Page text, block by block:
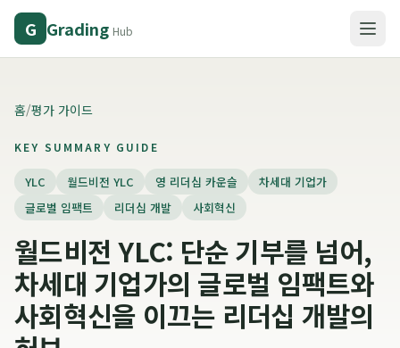
G Grading Hub
홈/평가 가이드
KEY SUMMARY GUIDE
YLC 월드비전 YLC 영 리더십 카운슬
차세대 기업가
글로벌 임팩트
리더십 개발 사회혁신
월드비전 YLC: 단순 기부를 넘어,
차세대 기업가의 글로벌 임팩트와
사회혁신을 이끄는 리더십 개발의